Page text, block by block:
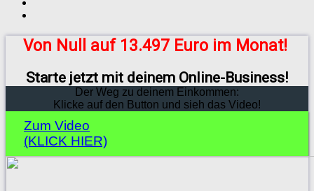
Von Null auf 13.497 Euro im Monat!
Starte jetzt mit deinem Online-Business!
Der Weg zu deinem Einkommen:
Klicke auf den Button und sieh das Video!
Zum Video
(KLICK HIER)